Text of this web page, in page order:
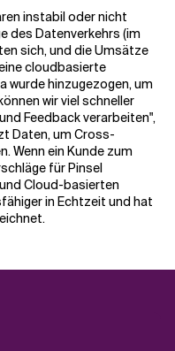
instabil oder nicht
des Datenverkehrs (im
sich, und die Umsätze
cloudbasierte
wurde hinzugezogen, um
wir viel schneller
Feedback verarbeiten",
Daten, um Cross-
Wenn ein Kunde zum
für Pinsel
Cloud-basierten
in Echtzeit und hat